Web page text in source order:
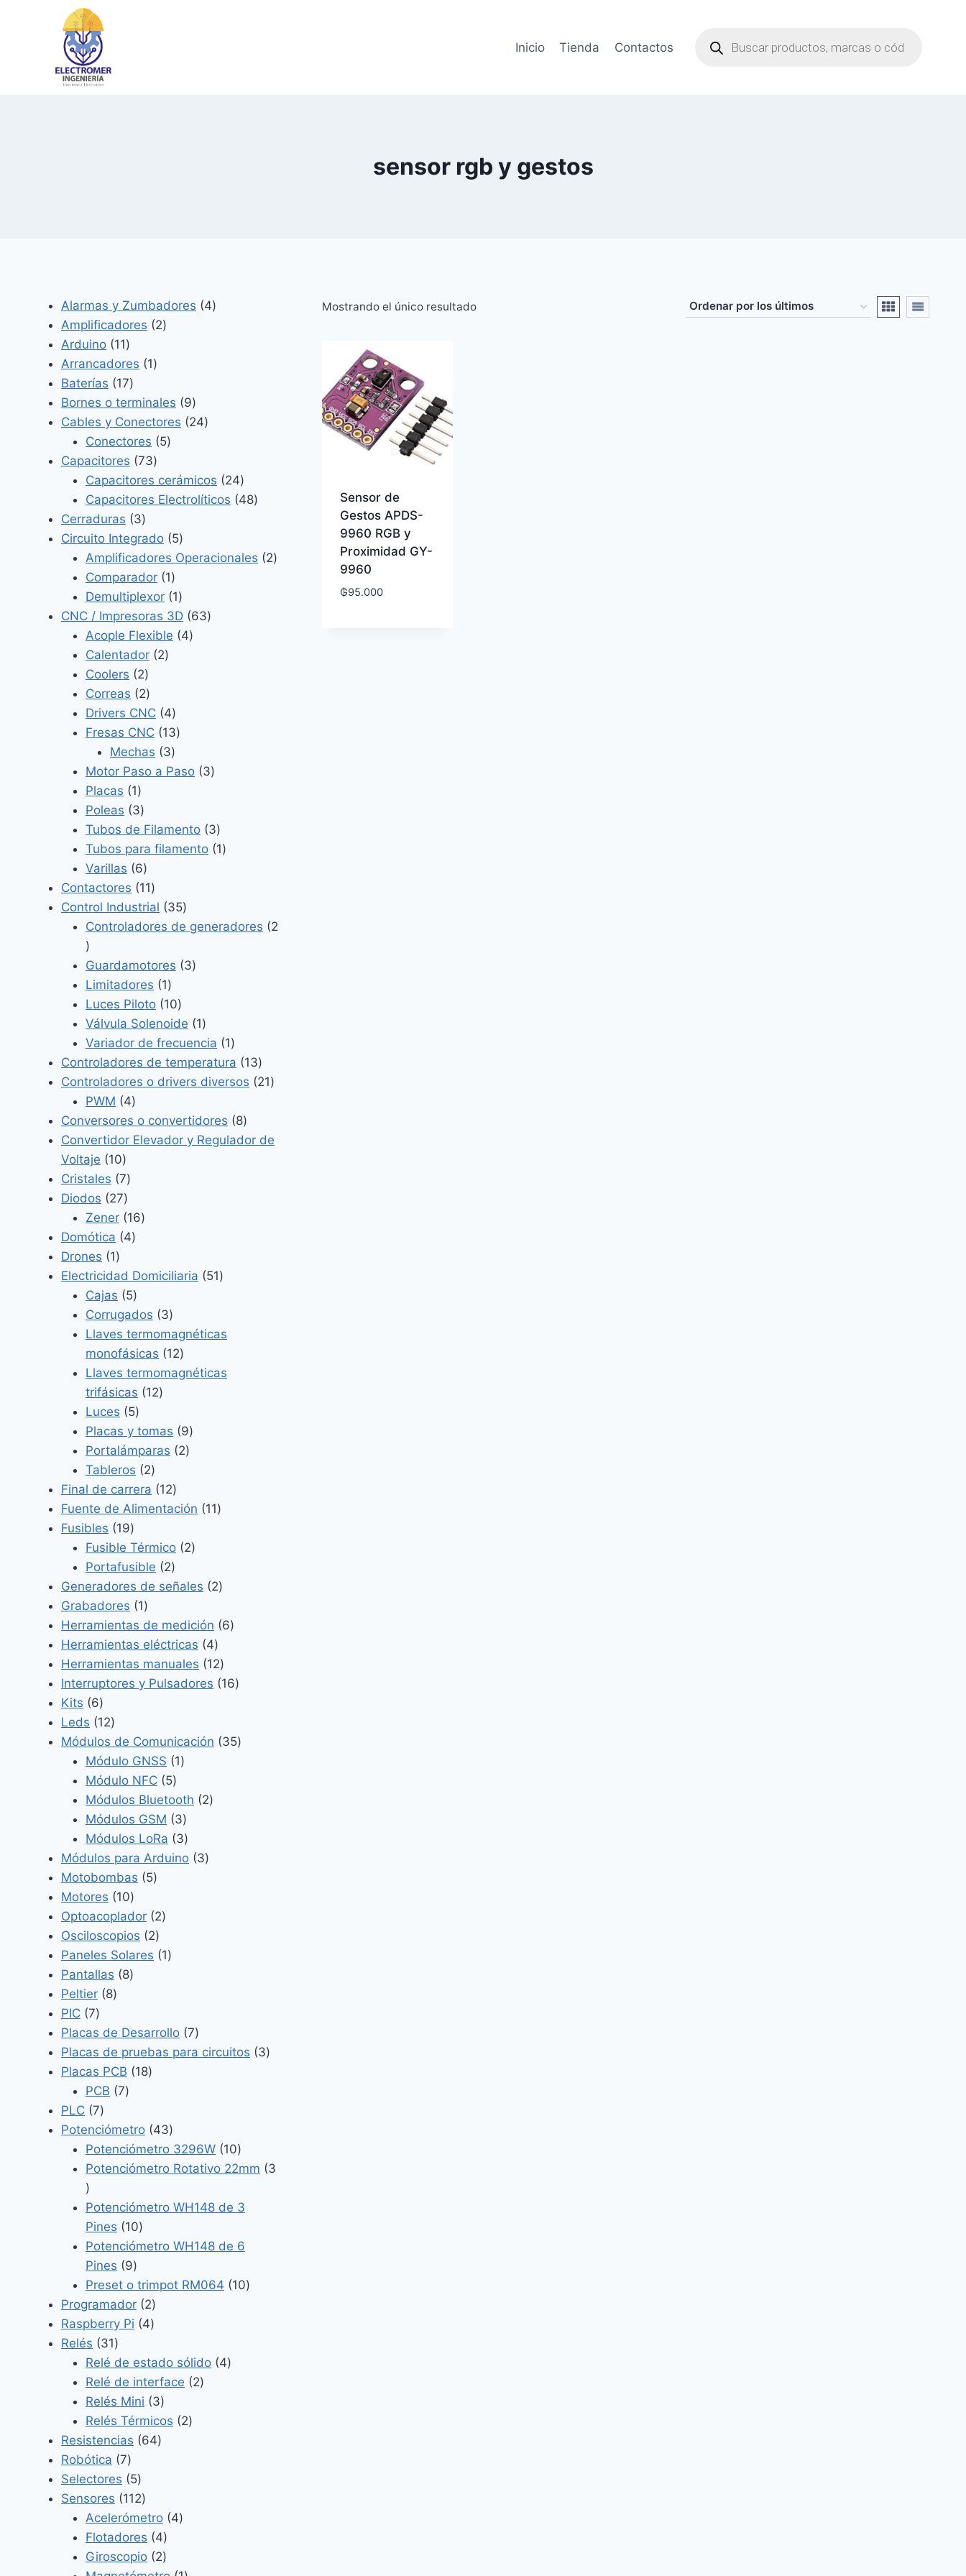
Inicio Tienda Contactos
productos
sensor rgb y gestos
Mostrando el único resultado
Sensor de
Gestos APDS-
9960 RGB y
Proximidad GY-
9960
₲95.000
Alarmas y Zumbadores 44
Amplificadores 22
Arduino 1111
productos
Arrancadores 11
Baterías 1717
productos
Bornes o terminales 99
productos
Cables y Conectores 2424
Conectores 55
Capacitores 7373
productos
Capacitores cerámicos 2424
productos
Capacitores Electrolíticos 4848
Cerraduras 33
productos
Circuito Integrado 55
productos
Amplificadores Operacionales 22
Comparador 11
producto
Demultiplexor 11
producto
CNC / Impresoras 3D 6363
Acople Flexible 44
Calentador 22
Coolers 22
productos
Correas 22
productos
Drivers CNC 44
productos
Fresas CNC 1313
Mechas 33
productos
Motor Paso a Paso 33
Placas 11
producto
Poleas 33
productos
Tubos de Filamento 33
productos
Tubos para filamento 11
Varillas 66
productos
Contactores 1111
productos
Control Industrial 3535
productos
Controladores de generadores
2
2
productos
Guardamotores 33
Limitadores 11
producto
Luces Piloto 1010
productos
Válvula Solenoide 11
producto
Variador de frecuencia 11
producto
Controladores de temperatura 1313
productos
Controladores o drivers diversos 2121
PWM 44
productos
Conversores o convertidores 88
productos
Convertidor Elevador y Regulador de
Voltaje
1010
productos
Cristales 77
productos
Diodos 2727
productos
Zener 1616
Domótica 44
Drones 11
producto
Electricidad Domiciliaria 5151
Cajas 55
productos
Corrugados 33
productos
Llaves termomagnéticas
monofásicas
1212
productos
Llaves termomagnéticas
trifásicas
1212
Luces 55
productos
Placas y tomas 99
productos
Portalámparas 22
Tableros 22
productos
Final de carrera 1212
productos
Fuente de Alimentación 1111
Fusibles 1919
productos
Fusible Térmico 22
Portafusible 22
productos
Generadores de señales 22
Grabadores 11
producto
Herramientas de medición 66
Herramientas eléctricas 44
productos
Herramientas manuales 1212
productos
Interruptores y Pulsadores 1616
Kits 66
productos
Leds 1212
productos
Módulos de Comunicación 3535
Módulo GNSS 11
Módulo NFC 55
productos
Módulos Bluetooth 22
Módulos GSM 33
productos
Módulos LoRa 33
productos
Módulos para Arduino 33
Motobombas 55
Motores 1010
productos
Optoacoplador 22
Osciloscopios 22
productos
Paneles Solares 11
Pantallas 88
Peltier 88
PIC 77
productos
Placas de Desarrollo 77
productos
Placas de pruebas para circuitos 33
Placas PCB 1818
PCB 77
PLC 77
productos
Potenciómetro 4343
productos
Potenciómetro 3296W 1010
productos
Potenciómetro Rotativo 22mm
3
3
productos
Potenciómetro WH148 de 3
Pines
1010
productos
Potenciómetro WH148 de 6
Pines
99
productos
Preset o trimpot RM064 1010
Programador 22
productos
Raspberry Pi 44
Relés 3131
productos
Relé de estado sólido 44
Relé de interface 22
Relés Mini 33
productos
Relés Térmicos 22
Resistencias 6464
Robótica 77
productos
Selectores 55
productos
Sensores 112112
productos
Acelerómetro 44
Flotadores 44
productos
Giroscopio 22